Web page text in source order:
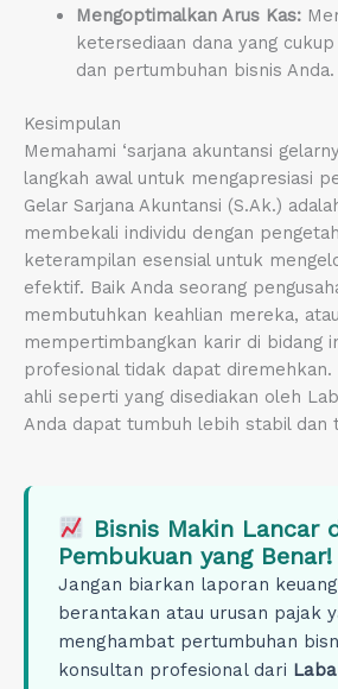
Mengoptimalkan Arus Kas:
ketersediaan dana yang
dan pertumbuhan bisnis Anda.
Kesimpulan
Memahami ‘sarjana akuntansi
langkah awal untuk mengapresiasi
Gelar Sarjana Akuntansi (S.Ak.)
membekali individu dengan
keterampilan esensial untuk
efektif. Baik Anda seorang
membutuhkan keahlian mereka,
mempertimbangkan karir di bidang
profesional tidak dapat diremehkan.
ahli seperti yang disediakan oleh
Anda dapat tumbuh lebih stabil dan
Bisnis Makin Lancar
Pembukuan yang Benar!
Jangan biarkan laporan
berantakan atau urusan pajak
menghambat pertumbuhan
konsultan profesional dari